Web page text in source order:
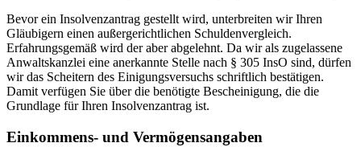
Bevor ein Insolvenzantrag gestellt wird, unterbreiten wir Ihren
Gläubigern einen außergerichtlichen Schuldenvergleich.
Erfahrungsgemäß wird der aber abgelehnt. Da wir als zugelassene
Anwaltskanzlei eine anerkannte Stelle nach § 305 InsO sind, dürfen
wir das Scheitern des Einigungsversuchs schriftlich bestätigen.
Damit verfügen Sie über die benötigte Bescheinigung, die die
Grundlage für Ihren Insolvenzantrag ist.
Einkommens- und Vermögensangaben